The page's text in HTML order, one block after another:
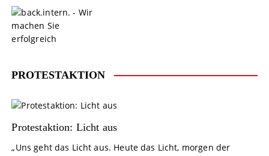
PROTESTAKTION
Protestaktion: Licht aus
„Uns geht das Licht aus. Heute das Licht, morgen der